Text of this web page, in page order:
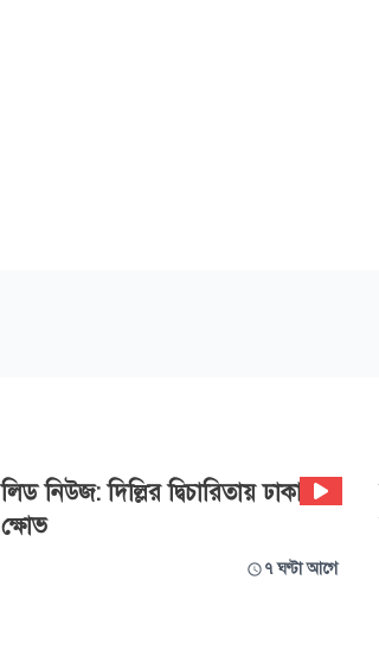
লিড নিউজ: দিল্লির দ্বিচারিতায় ঢাকায়
ক্ষোভ
৭ ঘণ্টা আগে